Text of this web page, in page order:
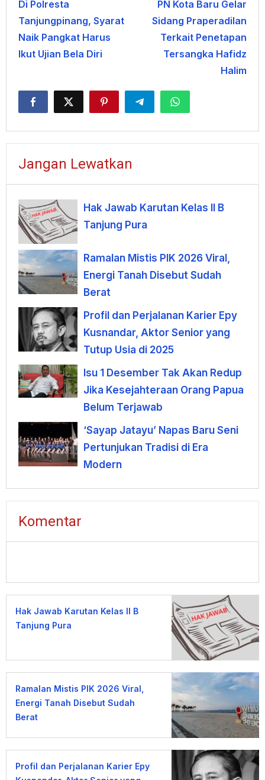
pos
Di Polresta
Tanjungpinang, Syarat
Naik Pangkat Harus
Ikut Ujian Bela Diri
PN Kota Baru Gelar
Sidang Praperadilan
Terkait Penetapan
Tersangka Hafidz
Halim
Jangan Lewatkan
Hak Jawab Karutan Kelas II B
Tanjung Pura
Ramalan Mistis PIK 2026 Viral,
Energi Tanah Disebut Sudah
Berat
Profil dan Perjalanan Karier Epy
Kusnandar, Aktor Senior yang
Tutup Usia di 2025
Isu 1 Desember Tak Akan Redup
Jika Kesejahteraan Orang Papua
Belum Terjawab
‘Sayap Jatayu’ Napas Baru Seni
Pertunjukan Tradisi di Era
Modern
Komentar
Hak Jawab Karutan Kelas II B
Tanjung Pura
Ramalan Mistis PIK 2026 Viral,
Energi Tanah Disebut Sudah
Berat
Profil dan Perjalanan Karier Epy